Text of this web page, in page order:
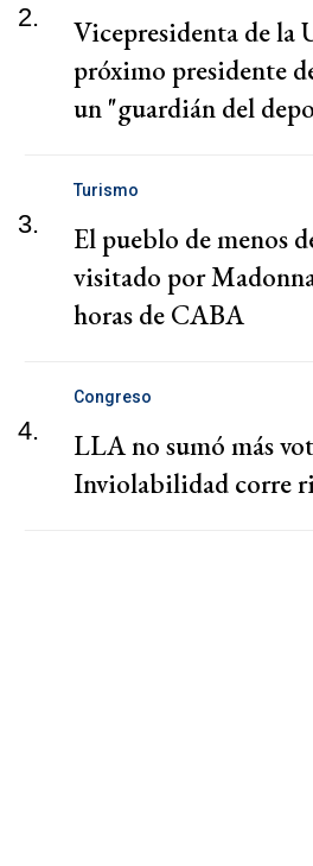
2.
Vicepresidenta de la
próximo presidente
un "guardián del
3.
Turismo
El pueblo de menos
visitado por
horas de CABA
4.
Congreso
LLA no sumó más
Inviolabilidad corre